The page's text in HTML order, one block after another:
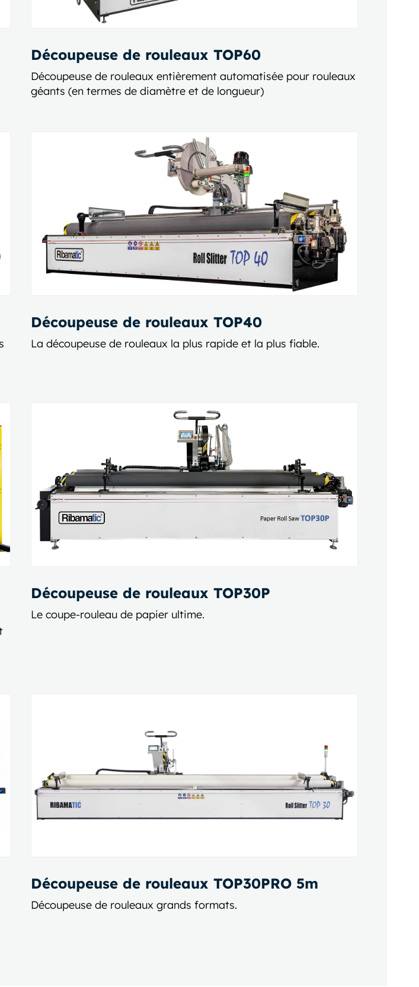
Découpeuse de rouleaux TOP60
Découpeuse de rouleaux entièrement automatisée pour rouleaux
géants (en termes de diamètre et de longueur)
Découpeuse de rouleaux TOP40
La découpeuse de rouleaux la plus rapide et la plus fiable.
Découpeuse de rouleaux TOP30P
Le coupe-rouleau de papier ultime.
Découpeuse de rouleaux TOP30PRO 5m
Découpeuse de rouleaux grands formats.